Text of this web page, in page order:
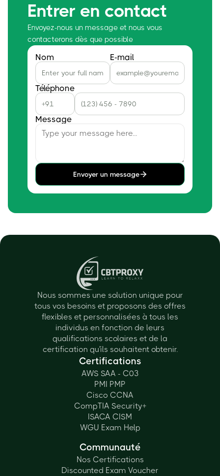
Entrer en contact
Envoyez-nous un message et nous vous
contacterons dès que possible
Nom E-mail
Téléphone
Message
Envoyer un message
Nous sommes une solution unique pour
tous vos besoins et proposons des offres
flexibles et personnalisées à tous les
individus en fonction de leurs
qualifications scolaires et de la
certification qu'ils souhaitent obtenir.
Certifications
AWS SAA - C03
PMI PMP
Cisco CCNA
CompTIA Security+
ISACA CISM
WGU Exam Help
Communauté
Nos Certifications
Discounted Exam Voucher